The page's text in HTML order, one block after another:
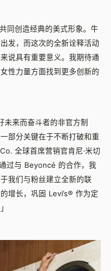
同创造经典的美式形象。牛
发，而这次的全新诠释活动
说具有重要意义。我期待通
性力量方面找到更多创新的
未来而奋斗者的非官方制
部分关键在于不断打破和重
全球首席营销官肯尼·米切
过与 Beyoncé 的合作，我
我们与粉丝建立全新的联
增长，巩固 Levi’s® 作为定